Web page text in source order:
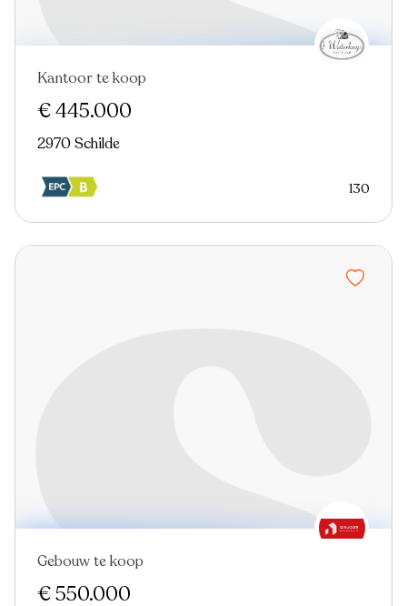
Kantoor te koop
€ 445.000
2970 Schilde
130
Gebouw te koop
€ 550.000